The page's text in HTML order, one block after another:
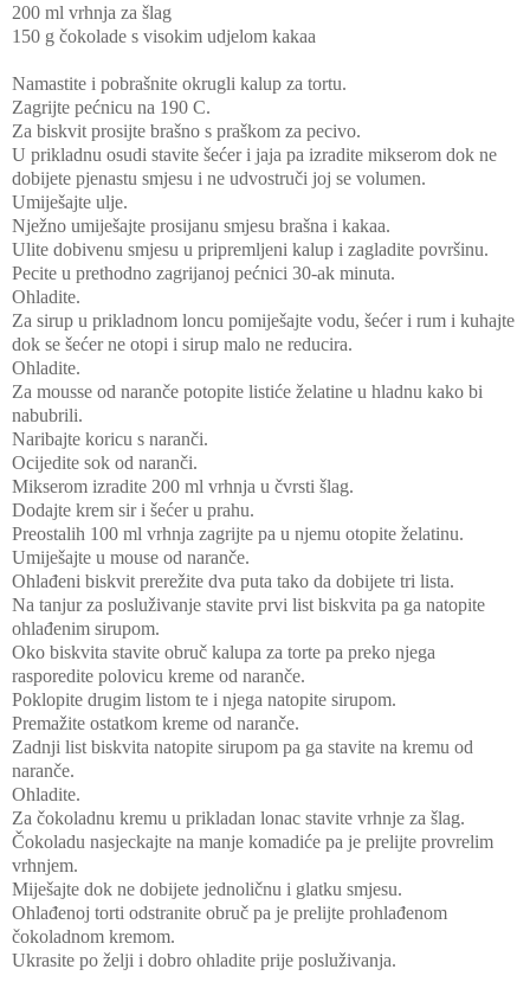
200 ml vrhnja za šlag
150 g čokolade s visokim udjelom kakaa
Namastite i pobrašnite okrugli kalup za tortu.
Zagrijte pećnicu na 190 C.
Za biskvit prosijte brašno s praškom za pecivo.
U prikladnu osudi stavite šećer i jaja pa izradite mikserom dok ne
dobijete pjenastu smjesu i ne udvostruči joj se volumen.
Umiješajte ulje.
Nježno umiješajte prosijanu smjesu brašna i kakaa.
Ulite dobivenu smjesu u pripremljeni kalup i zagladite površinu.
Pecite u prethodno zagrijanoj pećnici 30-ak minuta.
Ohladite.
Za sirup u prikladnom loncu pomiješajte vodu, šećer i rum i kuhajte
dok se šećer ne otopi i sirup malo ne reducira.
Ohladite.
Za mousse od naranče potopite listiće želatine u hladnu kako bi
nabubrili.
Naribajte koricu s naranči.
Ocijedite sok od naranči.
Mikserom izradite 200 ml vrhnja u čvrsti šlag.
Dodajte krem sir i šećer u prahu.
Preostalih 100 ml vrhnja zagrijte pa u njemu otopite želatinu.
Umiješajte u mouse od naranče.
Ohlađeni biskvit prerežite dva puta tako da dobijete tri lista.
Na tanjur za posluživanje stavite prvi list biskvita pa ga natopite
ohlađenim sirupom.
Oko biskvita stavite obruč kalupa za torte pa preko njega
rasporedite polovicu kreme od naranče.
Poklopite drugim listom te i njega natopite sirupom.
Premažite ostatkom kreme od naranče.
Zadnji list biskvita natopite sirupom pa ga stavite na kremu od
naranče.
Ohladite.
Za čokoladnu kremu u prikladan lonac stavite vrhnje za šlag.
Čokoladu nasjeckajte na manje komadiće pa je prelijte provrelim
vrhnjem.
Miješajte dok ne dobijete jednoličnu i glatku smjesu.
Ohlađenoj torti odstranite obruč pa je prelijte prohlađenom
čokoladnom kremom.
Ukrasite po želji i dobro ohladite prije posluživanja.